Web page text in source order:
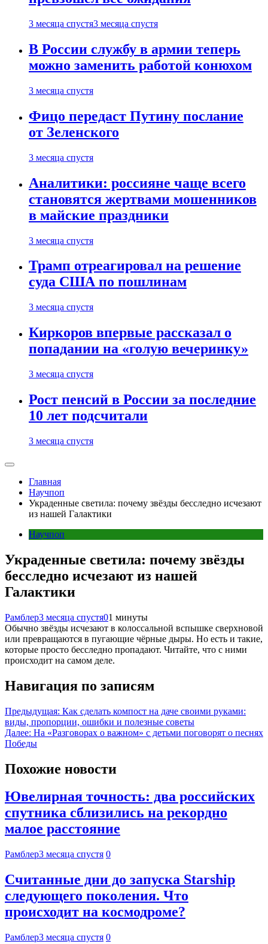
3 месяца спустя3 месяца спустя
В России службу в армии теперь
можно заменить работой конюхом
3 месяца спустя
Фицо передаст Путину послание
от Зеленского
3 месяца спустя
Аналитики: россияне чаще всего
становятся жертвами мошенников
в майские праздники
3 месяца спустя
Трамп отреагировал на решение
суда США по пошлинам
3 месяца спустя
Киркоров впервые рассказал о
попадании на «голую вечеринку»
3 месяца спустя
Рост пенсий в России за последние
10 лет подсчитали
3 месяца спустя
Главная
Научпоп
Украденные светила: почему звёзды бесследно исчезают
из нашей Галактики
Научпоп
Украденные светила: почему звёзды
бесследно исчезают из нашей
Галактики
Рамблер3 месяца спустя01 минуты
Обычно звёзды исчезают в колоссальной вспышке сверхновой
или превращаются в пугающие чёрные дыры. Но есть и такие,
которые просто бесследно пропадают. Читайте, что с ними
происходит на самом деле.
Навигация по записям
Предыдущая: Как сделать компост на даче своими руками:
виды, пропорции, ошибки и полезные советы
Далее: На «Разговорах о важном» с детьми поговорят о песнях
Победы
Похожие новости
Ювелирная точность: два российских
спутника сблизились на рекордно
малое расстояние
Рамблер3 месяца спустя 0
Считанные дни до запуска Starship
следующего поколения. Что
происходит на космодроме?
Рамблер3 месяца спустя 0